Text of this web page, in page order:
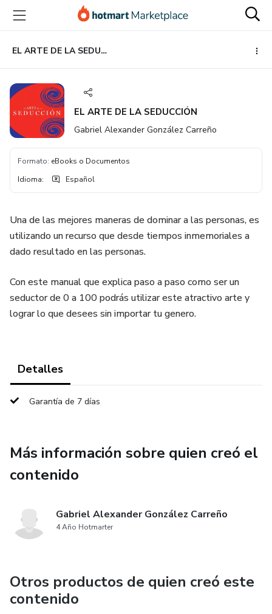
principal
página
de
página
EL ARTE DE LA SEDUCCIÓN
EL ARTE DE LA SEDUCCIÓN
Gabriel Alexander González Carreño
Formato: eBooks o Documentos
Idioma: Español
Una de las mejores maneras de dominar a las personas, es
utilizando un recurso que desde tiempos inmemoriales a
dado resultado en las personas.
Con este manual que explica paso a paso como ser un
seductor de 0 a 100 podrás utilizar este atractivo arte y
lograr lo que desees sin importar tu genero.
Detalles
Garantía de 7 días
Más información sobre quien creó el
contenido
Gabriel Alexander González Carreño
4 Año Hotmarter
Otros productos de quien creó este
contenido